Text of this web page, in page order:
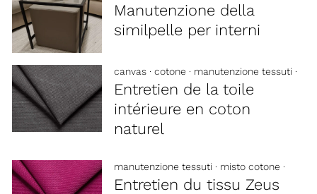
Manutenzione della
similpelle per interni
canvas· cotone · manutenzione tessuti ·
Entretien de la toile
intérieure en coton
naturel
manutenzione tessuti · misto cotone ·
Entretien du tissu Zeus